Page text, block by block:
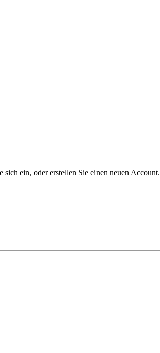
ein, oder erstellen Sie einen neuen Account.